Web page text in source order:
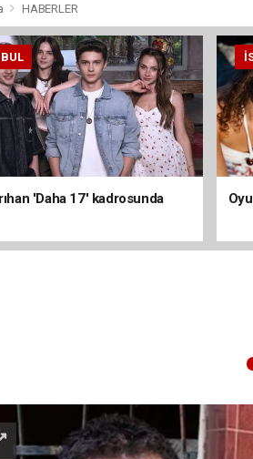
HABERLER
'Daha 17' kadrosunda